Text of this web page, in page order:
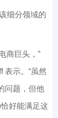
细分领域的
商巨头，”
表示。“虽然
问题，但他
好能满足这